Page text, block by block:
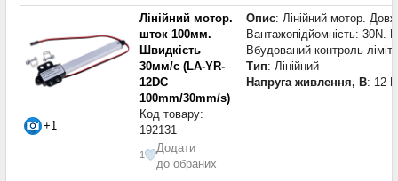
+1
Лінійний мотор.
шток 100мм.
Швидкість
30мм/с (LA-YR-
12DC
100mm/30mm/s)
Код товару:
192131
1
Додати
до обраних
Опис: Лінійний мотор.
Вантажопідйомність: 30N.
Вбудований контроль
Тип: Лінійний
Напруга живлення, В: 12 В